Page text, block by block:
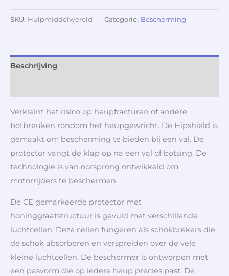
SKU: Hulpmiddelwereld- Categorie: Bescherming
Beschrijving
Verkleint het risico op heupfracturen of andere
botbreuken rondom het heupgewricht. De Hipshield is
gemaakt om bescherming te bieden bij een val. De
protector vangt de klap op na een val of botsing. De
technologie is van oorsprong ontwikkeld om
motorrijders te beschermen.
De CE gemarkeerde protector met
honinggraatstructuur is gevuld met verschillende
luchtcellen. Deze cellen fungeren als schokbrekers die
de schok absorberen en verspreiden over de vele
kleine luchtcellen. De beschermer is ontworpen met
een pasvorm die op iedere heup precies past. De